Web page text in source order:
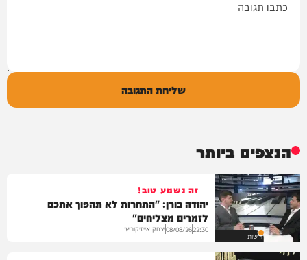
שליחת התגובה
הנצפים ביותר
חדשות
זה נשמע טוב!
יהודה בורן: "התחרות לא תהפוך אתכם
לזמרים מצליחים"
22:30
08/08/26יצחק אייזיקוביץ'